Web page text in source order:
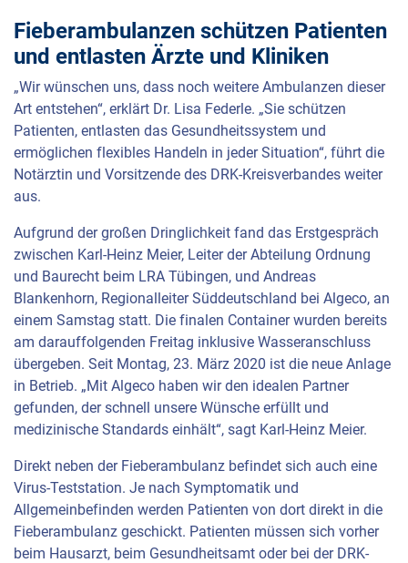
Fieberambulanzen schützen Patienten
und entlasten Ärzte und Kliniken
„Wir wünschen uns, dass noch weitere Ambulanzen dieser
Art entstehen“, erklärt Dr. Lisa Federle. „Sie schützen
Patienten, entlasten das Gesundheitssystem und
ermöglichen flexibles Handeln in jeder Situation“, führt die
Notärztin und Vorsitzende des DRK-Kreisverbandes weiter
aus.
Aufgrund der großen Dringlichkeit fand das Erstgespräch
zwischen Karl-Heinz Meier, Leiter der Abteilung Ordnung
und Baurecht beim LRA Tübingen, und Andreas
Blankenhorn, Regionalleiter Süddeutschland bei Algeco, an
einem Samstag statt. Die finalen Container wurden bereits
am darauffolgenden Freitag inklusive Wasseranschluss
übergeben. Seit Montag, 23. März 2020 ist die neue Anlage
in Betrieb. „Mit Algeco haben wir den idealen Partner
gefunden, der schnell unsere Wünsche erfüllt und
medizinische Standards einhält“, sagt Karl-Heinz Meier.
Direkt neben der Fieberambulanz befindet sich auch eine
Virus-Teststation. Je nach Symptomatik und
Allgemeinbefinden werden Patienten von dort direkt in die
Fieberambulanz geschickt. Patienten müssen sich vorher
beim Hausarzt, beim Gesundheitsamt oder bei der DRK-